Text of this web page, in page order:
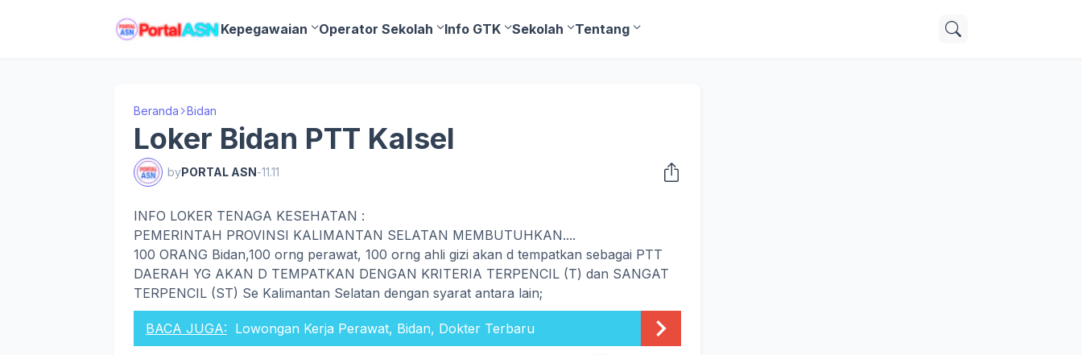
Kepegawaian Operator Sekolah Info GTK Sekolah Tentang
Beranda Bidan
Loker Bidan PTT Kalsel
byPORTAL ASN-11.11
INFO LOKER TENAGA KESEHATAN :
PEMERINTAH PROVINSI KALIMANTAN SELATAN MEMBUTUHKAN....
100 ORANG Bidan,100 orng perawat, 100 orng ahli gizi akan d tempatkan sebagai PTT
DAERAH YG AKAN D TEMPATKAN DENGAN KRITERIA TERPENCIL (T) dan SANGAT
TERPENCIL (ST) Se Kalimantan Selatan dengan syarat antara lain;
BACA JUGA: Lowongan Kerja Perawat, Bidan, Dokter Terbaru